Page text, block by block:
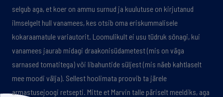
selgub aga, et koer on ammu surnud ja kuulutuse on kirjutanud
ilmselgelt hull vanamees, kes otsib oma eriskummalisele
kokaraamatule variautorit. Loomulikult ei usu tüdruk sõnagi, kui
vanamees jaurab midagi draakonisüdametest (mis on väga
sarnased tomatitega) või libahuntide süljest (mis näeb kahtlaselt
mee moodi välja). Sellest hoolimata proovib ta järele
armastusejoogi retsepti. Mitte et Marvin talle päriselt meeldiks, aga